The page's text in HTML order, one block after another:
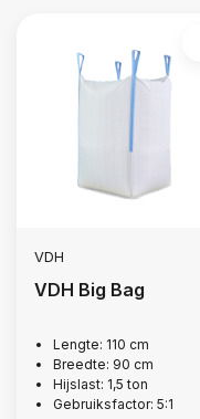
VDH
VDH Big Bag
Lengte: 110 cm
Breedte: 90 cm
Hijslast: 1,5 ton
Gebruiksfactor: 5:1